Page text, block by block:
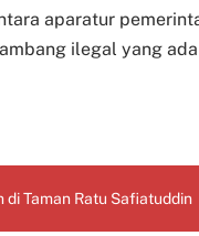
aparatur
ilegal yang
di Taman Ratu Safiatuddin